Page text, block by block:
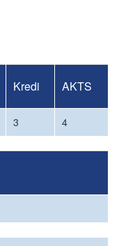
Kredi AKTS
3 4